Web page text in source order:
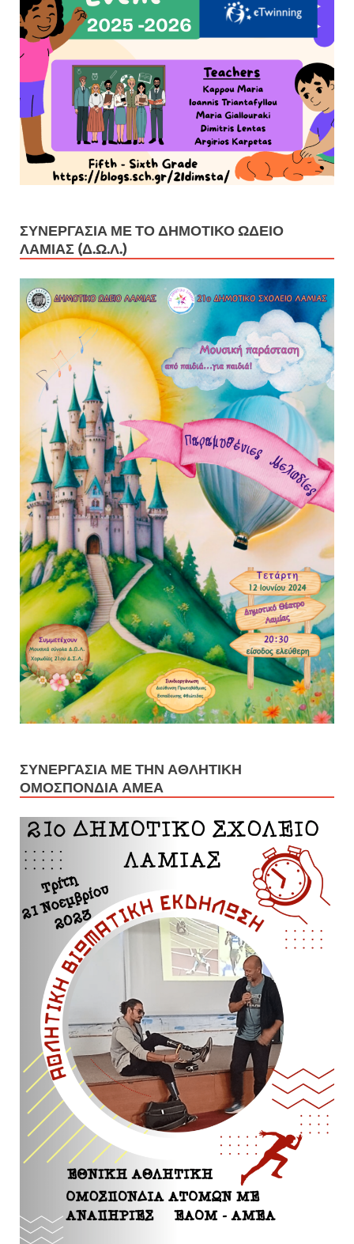
ΣΥΝΕΡΓΑΣΊΑ ΜΕ ΤΟ ΔΗΜΟΤΙΚΌ ΩΔΕΊΟ
ΛΑΜΊΑΣ (Δ.Ω.Λ.)
ΣΥΝΕΡΓΑΣΊΑ ΜΕ ΤΗΝ ΑΘΛΗΤΙΚΉ
ΟΜΟΣΠΟΝΔΊΑ ΑΜΕΑ